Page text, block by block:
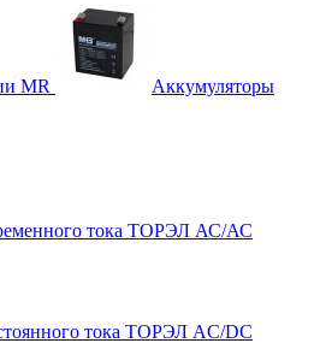
MR
Аккумуляторы
тока ТОРЭЛ АС/АС
тока ТОРЭЛ AC/DC